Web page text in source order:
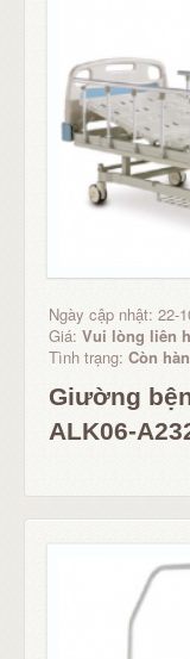
Ngày cập nhật: 22-
Giá: Vui lòng liên
Tình trạng: Còn
Giường
ALK06-